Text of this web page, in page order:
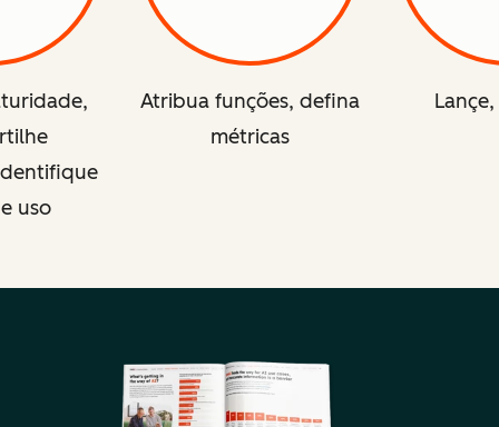
uso
Atribua funções, defina
métricas